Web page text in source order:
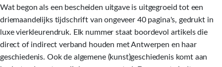
Wat begon als een bescheiden uitgave is uitgegroeid tot een
driemaandelijks tijdschrift van ongeveer 40 pagina's, gedrukt in
luxe vierkleurendruk. Elk nummer staat boordevol artikels die
direct of indirect verband houden met Antwerpen en haar
geschiedenis. Ook de algemene (kunst)geschiedenis komt aan